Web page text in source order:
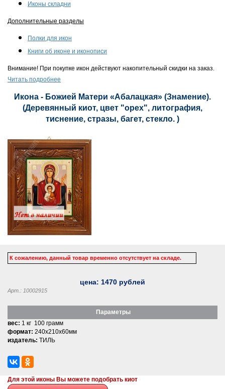
Иконы складни
Дополнительные разделы
Полки для икон
Книги об иконе и иконописи
Внимание! При покупке икон действуют накопительный скидки на заказ.
Читать подробнее
Икона - Божией Матери «Абалацкая» (Знамение).
(Деревянный киот, цвет "орех", литография,
тиснение, стразы, багет, стекло. )
К сожалению, данный товар временно отсутствует на складе.
цена: 1470 рублей
Арт.: 10002915
Параметры
вес: 1 кг 100 грамм
формат: 240x210x60мм
издатель: ТИЛЬ
Для этой иконы Вы можете подобрать киот